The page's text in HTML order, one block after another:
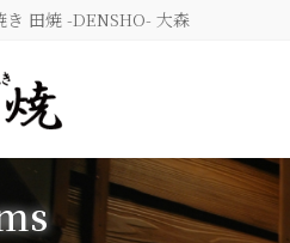
き 田焼 -DENSHO- 大森